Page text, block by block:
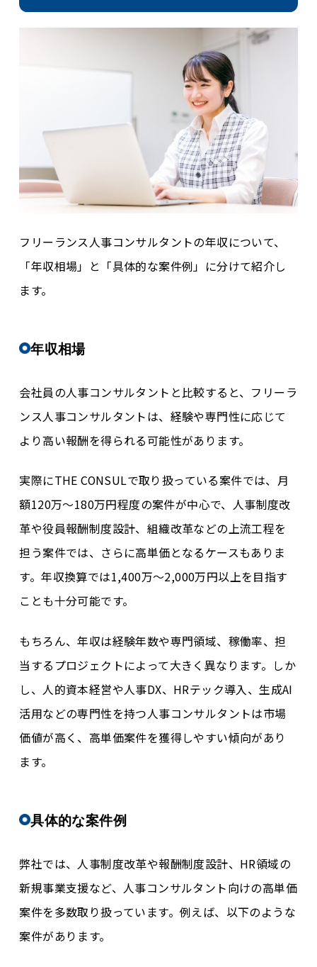
フリーランス人事コンサルタントの年収について、
「年収相場」と「具体的な案件例」に分けて紹介し
ます。
年収相場
会社員の人事コンサルタントと比較すると、フリーラ
ンス人事コンサルタントは、経験や専門性に応じて
より高い報酬を得られる可能性があります。
実際にTHE CONSULで取り扱っている案件では、 月
額120万～180万円程度の案件が中心で、人事制度改
革や役員報酬制度設計、組織改革などの上流工程を
担う案件では、さらに高単価となるケースもありま
す。年収換算では1,400万～2,000万円以上を目指す
ことも十分可能です。
もちろん、年収は経験年数や専門領域、稼働率、担
当するプロジェクトによって大きく異なります。しか
し、人的資本経営や人事DX、HRテック導入、生成AI
活用などの専門性を持つ人事コンサルタントは市場
価値が高く、高単価案件を獲得しやすい傾向があり
ます。
具体的な案件例
弊社では、人事制度改革や報酬制度設計、HR領域の
新規事業支援など、人事コンサルタント向けの高単価
案件を多数取り扱っています。例えば、以下のような
案件があります。